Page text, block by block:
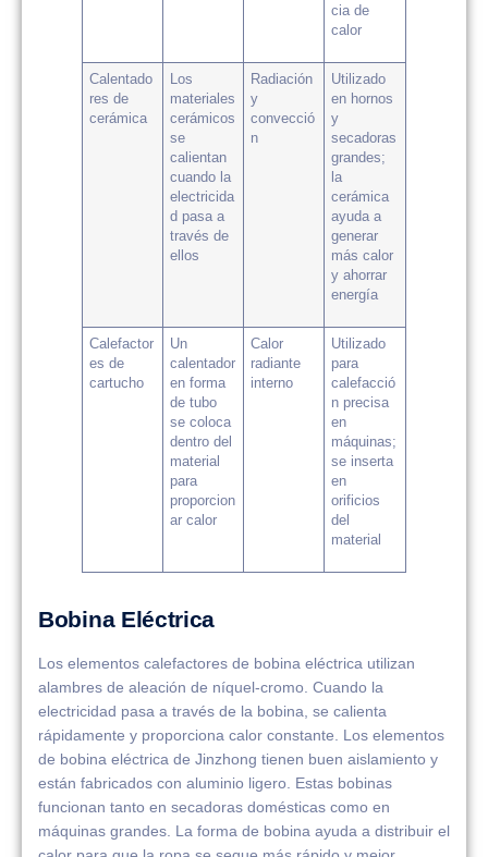
cia de
calor
Calentado
res de
cerámica
Los
materiales
cerámicos
se
calientan
cuando la
electricida
d pasa a
través de
ellos
Radiación
y
convecció
n
Utilizado
en hornos
y
secadoras
grandes;
la
cerámica
ayuda a
generar
más calor
y ahorrar
energía
Calefactor
es de
cartucho
Un
calentador
en forma
de tubo
se coloca
dentro del
material
para
proporcion
ar calor
Calor
radiante
interno
Utilizado
para
calefacció
n precisa
en
máquinas;
se inserta
en
orificios
del
material
Bobina Eléctrica
Los elementos calefactores de bobina eléctrica utilizan
alambres de aleación de níquel-cromo. Cuando la
electricidad pasa a través de la bobina, se calienta
rápidamente y proporciona calor constante. Los elementos
de bobina eléctrica de Jinzhong tienen buen aislamiento y
están fabricados con aluminio ligero. Estas bobinas
funcionan tanto en secadoras domésticas como en
máquinas grandes. La forma de bobina ayuda a distribuir el